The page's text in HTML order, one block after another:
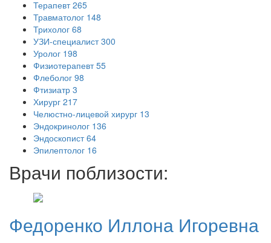
Терапевт 265
Травматолог 148
Трихолог 68
УЗИ-специалист 300
Уролог 198
Физиотерапевт 55
Флеболог 98
Фтизиатр 3
Хирург 217
Челюстно-лицевой хирург 13
Эндокринолог 136
Эндоскопист 64
Эпилептолог 16
Врачи поблизости:
Федоренко Иллона Игоревна